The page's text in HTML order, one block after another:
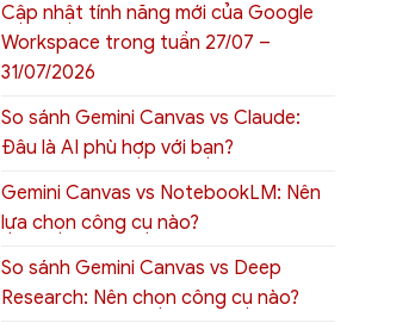
Cập nhật tính năng mới của Google
Workspace trong tuần 27/07 –
31/07/2026
So sánh Gemini Canvas vs Claude:
Đâu là AI phù hợp với bạn?
Gemini Canvas vs NotebookLM: Nên
lựa chọn công cụ nào?
So sánh Gemini Canvas vs Deep
Research: Nên chọn công cụ nào?